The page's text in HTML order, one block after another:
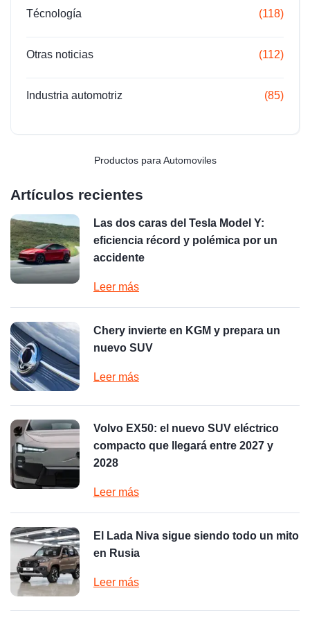
Técnología (118)
Otras noticias (112)
Industria automotriz (85)
Productos para Automoviles
Artículos recientes
Las dos caras del Tesla Model Y:
eficiencia récord y polémica por un
accidente
Leer más
Chery invierte en KGM y prepara un
nuevo SUV
Leer más
Volvo EX50: el nuevo SUV eléctrico
compacto que llegará entre 2027 y
2028
Leer más
El Lada Niva sigue siendo todo un mito
en Rusia
Leer más